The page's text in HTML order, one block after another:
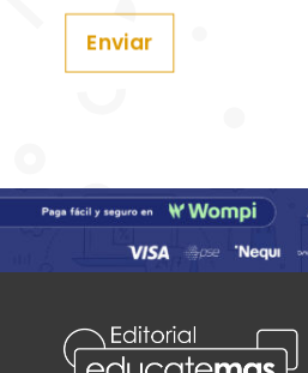
Enviar